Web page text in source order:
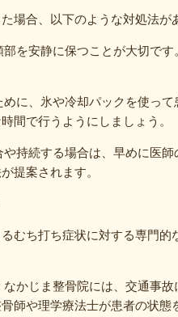
場合、以下のような対処法が
を安静に保つことが大切で
に、氷や冷却パックを使って
間で行うようにしましょう。
持続する場合は、早めに医
提案されます。
むち打ち症状に対する専門
かじま整骨院には、交通事
師や理学療法士が患者の状態